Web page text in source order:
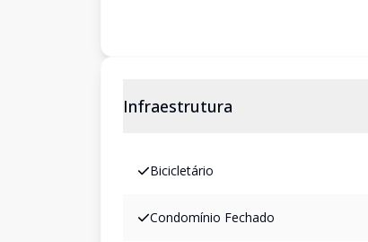
Infraestrutura
Bicicletário
Condomínio Fechado